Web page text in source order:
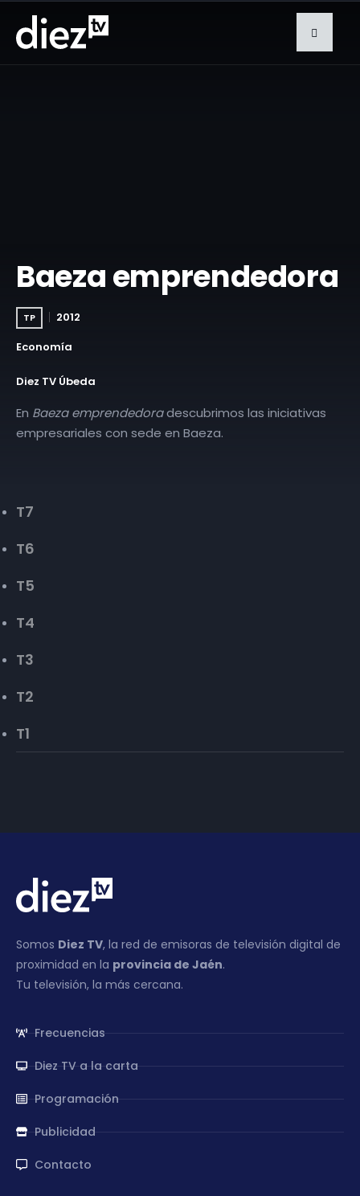
Baeza emprendedora
TP
2012
Economía
Diez TV Úbeda
En Baeza emprendedoradescubrimos las iniciativas
empresariales con sede en Baeza.
T7
T6
T5
T4
T3
T2
T1
Somos Diez TV, la red de emisoras de televisión digital de
proximidad en la provincia de Jaén.
Tu televisión, la más cercana.
Frecuencias
Diez TV a la carta
Programación
Publicidad
Contacto